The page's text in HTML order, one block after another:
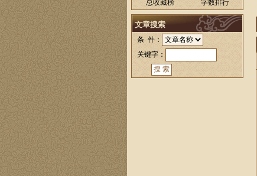
总收藏榜
字数排行
文章搜索
条 件：
关键字：